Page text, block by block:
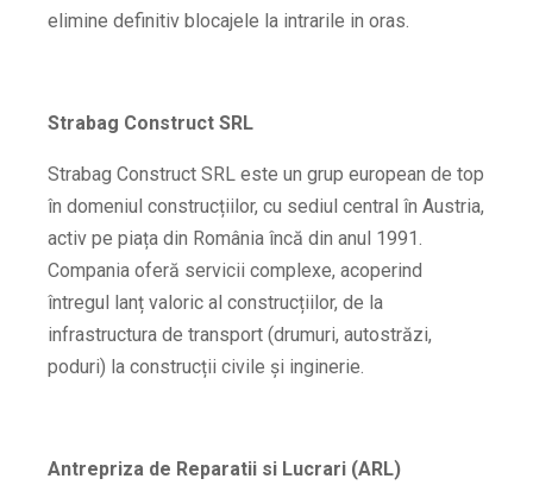
elimine definitiv blocajele la intrarile in oras.
Strabag Construct SRL
Strabag Construct SRL este un grup european de top
în domeniul construcțiilor, cu sediul central în Austria,
activ pe piața din România încă din anul 1991.
Compania oferă servicii complexe, acoperind
întregul lanț valoric al construcțiilor, de la
infrastructura de transport (drumuri, autostrăzi,
poduri) la construcții civile și inginerie.
Antrepriza de Reparatii si Lucrari (ARL)